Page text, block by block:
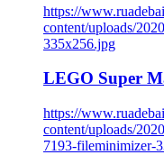
https://
content/uploads/
335x256.jpg
LEGO Super
https://
content/uploads/
7193-fileminimizer-